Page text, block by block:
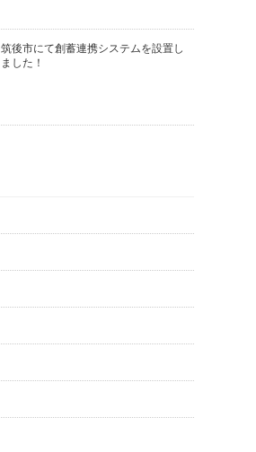
筑後市にて創蓄連携システムを設置し
ました！